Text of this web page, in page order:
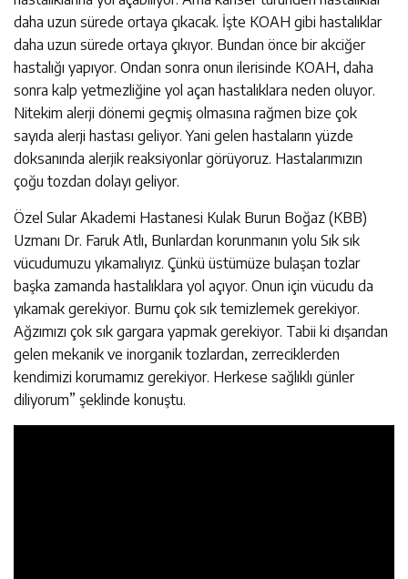
daha uzun sürede ortaya çıkacak. İşte KOAH gibi hastalıklar
daha uzun sürede ortaya çıkıyor. Bundan önce bir akciğer
hastalığı yapıyor. Ondan sonra onun ilerisinde KOAH, daha
sonra kalp yetmezliğine yol açan hastalıklara neden oluyor.
Nitekim alerji dönemi geçmiş olmasına rağmen bize çok
sayıda alerji hastası geliyor. Yani gelen hastaların yüzde
doksanında alerjik reaksiyonlar görüyoruz. Hastalarımızın
çoğu tozdan dolayı geliyor.
Özel Sular Akademi Hastanesi Kulak Burun Boğaz (KBB)
Uzmanı Dr. Faruk Atlı, Bunlardan korunmanın yolu Sık sık
vücudumuzu yıkamalıyız. Çünkü üstümüze bulaşan tozlar
başka zamanda hastalıklara yol açıyor. Onun için vücudu da
yıkamak gerekiyor. Burnu çok sık temizlemek gerekiyor.
Ağzımızı çok sık gargara yapmak gerekiyor. Tabii ki dışarıdan
gelen mekanik ve inorganik tozlardan, zerreciklerden
kendimizi korumamız gerekiyor. Herkese sağlıklı günler
diliyorum” şeklinde konuştu.